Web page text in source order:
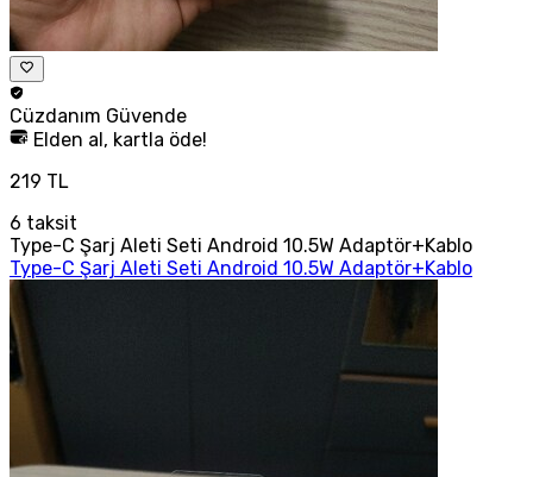
Cüzdanım Güvende
Elden al, kartla öde!
219 TL
6 taksit
Type-C Şarj Aleti Seti Android 10.5W Adaptör+Kablo
Type-C Şarj Aleti Seti Android 10.5W Adaptör+Kablo